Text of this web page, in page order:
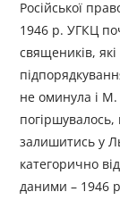
Російської
1946 р. УГКЦ
священиків,
не оминула і М.
залишитись у
категорично
даними – 1946